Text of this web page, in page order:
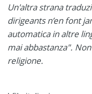
Un'altra strana
dirigeants n’en font
automatica in altre
mai abbastanza".
religione.